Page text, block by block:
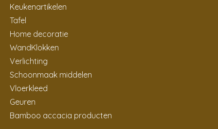
Keukenartikelen
Tafel
Home decoratie
WandKlokken
Verlichting
Schoonmaak middelen
Vloerkleed
Geuren
Bamboo accacia producten